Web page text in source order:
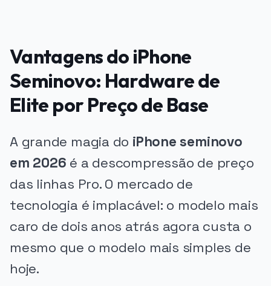
Vantagens do iPhone
Seminovo: Hardware de
Elite por Preço de Base
A grande magia do iPhone seminovo
em 2026 é a descompressão de preço
das linhas Pro. O mercado de
tecnologia é implacável: o modelo mais
caro de dois anos atrás agora custa o
mesmo que o modelo mais simples de
hoje.